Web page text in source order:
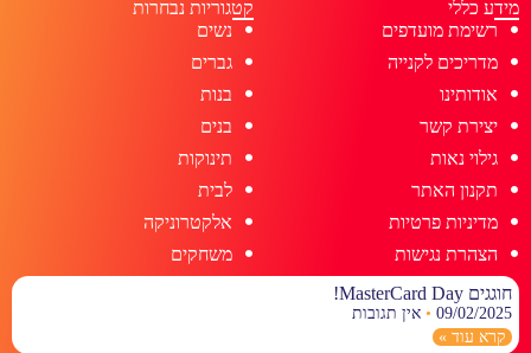
מידע כללי
רשימת מועדפים
מדריכים לקנייה
אודותינו
יצירת קשר
גילוי נאות
תקנון האתר
מדיניות פרטיות
הצהרת נגישות
קטגוריות נבחרות
נשים
גברים
בנות
בנים
תינוקות
לבית
אלקטרוניקה
משחקים
חוגגים MasterCard Day!
09/02/2025
אין תגובות
קרא עוד »